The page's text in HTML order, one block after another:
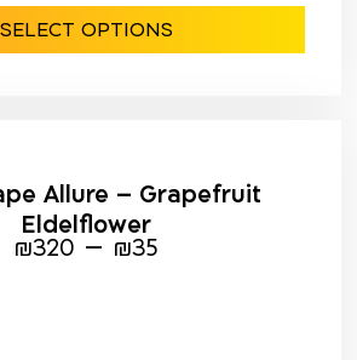
SELECT OPTIONS
Allure – Grapefruit
Eldelflower
₪35
–
₪320